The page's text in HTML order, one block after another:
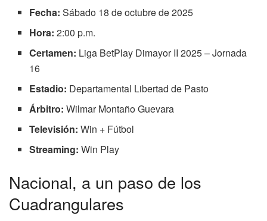
Fecha: Sábado 18 de octubre de 2025
Hora: 2:00 p.m.
Certamen: Liga BetPlay Dimayor II 2025 – Jornada
16
Estadio: Departamental Libertad de Pasto
Árbitro: Wilmar Montaño Guevara
Televisión: Win + Fútbol
Streaming: Win Play
Nacional, a un paso de los
Cuadrangulares